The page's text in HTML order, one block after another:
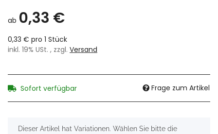
ab 0,33 €
0,33 € pro 1 Stück
inkl. 19% USt. , zzgl. Versand
Sofort verfügbar Frage zum Artikel
xDieser Artikel hat Variationen. Wählen Sie bitte die